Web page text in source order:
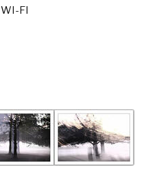
WI-FI